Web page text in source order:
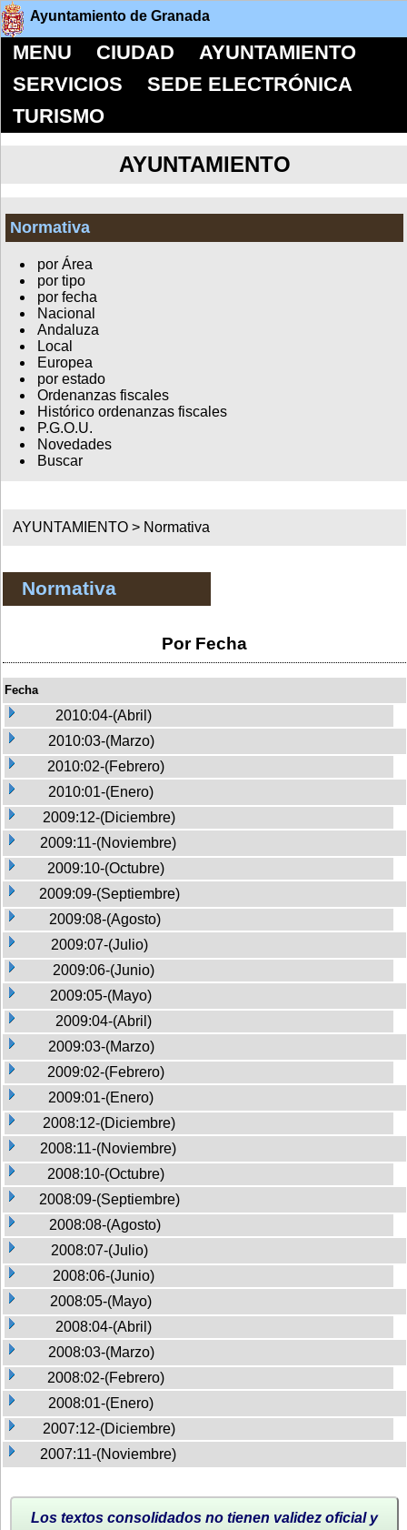
Ayuntamiento de Granada
MENU CIUDAD
AYUNTAMIENTO
SERVICIOS
SEDE ELECTRÓNICA
TURISMO
AYUNTAMIENTO
Normativa
por Área
por tipo
por fecha
Nacional
Andaluza
Local
Europea
por estado
Ordenanzas fiscales
Histórico ordenanzas fiscales
P.G.O.U.
Novedades
Buscar
AYUNTAMIENTO > Normativa
Normativa
Por Fecha
Fecha
2010:04-(Abril)
2010:03-(Marzo)
2010:02-(Febrero)
2010:01-(Enero)
2009:12-(Diciembre)
2009:11-(Noviembre)
2009:10-(Octubre)
2009:09-(Septiembre)
2009:08-(Agosto)
2009:07-(Julio)
2009:06-(Junio)
2009:05-(Mayo)
2009:04-(Abril)
2009:03-(Marzo)
2009:02-(Febrero)
2009:01-(Enero)
2008:12-(Diciembre)
2008:11-(Noviembre)
2008:10-(Octubre)
2008:09-(Septiembre)
2008:08-(Agosto)
2008:07-(Julio)
2008:06-(Junio)
2008:05-(Mayo)
2008:04-(Abril)
2008:03-(Marzo)
2008:02-(Febrero)
2008:01-(Enero)
2007:12-(Diciembre)
2007:11-(Noviembre)
Los textos consolidados no tienen validez oficial y